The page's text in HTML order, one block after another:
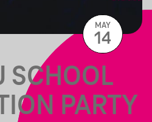
SCHOOL
PARTY
MAY
14